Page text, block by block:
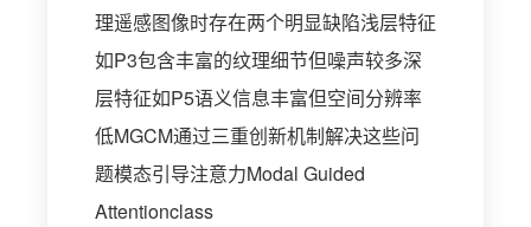
理遥感图像时存在两个明显缺陷浅层特征
如P3包含丰富的纹理细节但噪声较多深
层特征如P5语义信息丰富但空间分辨率
低MGCM通过三重创新机制解决这些问
题模态引导注意力Modal Guided
Attentionclass